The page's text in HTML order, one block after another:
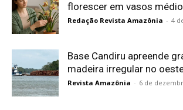
florescer em vasos
Redação Revista Amazônia - 4
Base Candiru apreende
madeira irregular no
Revista Amazônia - 6 de